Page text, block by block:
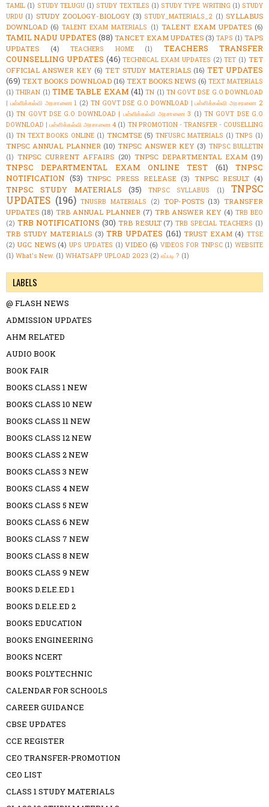
TAMIL (1) STUDY TELUGU (1) STUDY TEXTILES (1) STUDY TYPE WRITING (1) STUDY
URDU (1) STUDY ZOOLOGY-BIOLOGY (3) STUDY_MATERIALS_2 (1) SYLLABUS
DOWNLOAD (6) TALENT EXAM MATERIALS (1) TALENT EXAM UPDATES (6)
TAMIL NADU UPDATES (88) TANCET EXAM UPDATES (3) TAPS (1) TAPS
UPDATES
(4) TEACHERS HOME (1)
TEACHERS TRANSFER
COUNSELLING UPDATES (46) TECHNICAL EXAM UPDATES (2) TET (1) TET
OFFICIAL ANSWER KEY (6) TET STUDY MATERIALS (16) TET UPDATES
(69) TEXT BOOKS DOWNLOAD (16) TEXT BOOKS NEWS (6) TEXT MATERIALS
(1) THIRAN (1) TIME TABLE EXAM (41) TN (1) TN GOVT DSE G.O DOWNLOAD
| பள்ளிக்கல்வி அரசாணை 1 (2) TN GOVT DSE G.O DOWNLOAD | பள்ளிக்கல்வி அரசாணை 2
(1) TN GOVT DSE G.O DOWNLOAD | பள்ளிக்கல்வி அரசாணை 3 (1) TN GOVT DSE G.O
DOWNLOAD | பள்ளிக்கல்வி அரசாணை 4 (1) TN PROMOTION - TRANSFER - COUSELLING
(1) TN TEXT BOOKS ONLINE (1) TNCMTSE (5) TNFUSRC MATERIALS (1) TNPS (1)
TNPSC ANNUAL PLANNER (10) TNPSC ANSWER KEY (3) TNPSC BULLETIN
(1) TNPSC CURRENT AFFAIRS (20) TNPSC DEPARTMENTAL EXAM (19)
TNPSC DEPARTMENTAL EXAM ONLINE TEST (61)
TNPSC
NOTIFICATION (53) TNPSC PRESS RELEASE (3) TNPSC RESULT (4)
TNPSC STUDY MATERIALS (35) TNPSC SYLLABUS (1)
TNPSC
UPDATES (196) TNUSRB MATERIALS (2) TOP-POSTS (13) TRANSFER
UPDATES (18) TRB ANNUAL PLANNER (7) TRB ANSWER KEY (4) TRB BEO
(2) TRB NOTIFICATIONS (30) TRB RESULT (7) TRB SPECIAL TEACHERS (1)
TRB STUDY MATERIALS (3) TRB UPDATES (161) TRUST EXAM (4) TTSE
(2) UGC NEWS (4) UPS UPDATES (1) VIDEO (6) VIDEOS FOR TNPSC (1) WEBSITE
(1) What's New. (1) WHATSAPP UPLOAD 2023 (2) எப்படி ? (1)
LABELS
@ FLASH NEWS
ADMISSION UPDATES
AHM RELATED
AUDIO BOOK
BOOK FAIR
BOOKS CLASS 1 NEW
BOOKS CLASS 10 NEW
BOOKS CLASS 11 NEW
BOOKS CLASS 12 NEW
BOOKS CLASS 2 NEW
BOOKS CLASS 3 NEW
BOOKS CLASS 4 NEW
BOOKS CLASS 5 NEW
BOOKS CLASS 6 NEW
BOOKS CLASS 7 NEW
BOOKS CLASS 8 NEW
BOOKS CLASS 9 NEW
BOOKS D.ELE.ED 1
BOOKS D.ELE.ED 2
BOOKS EDUCATION
BOOKS ENGINEERING
BOOKS NCERT
BOOKS POLYTECHNIC
CALENDAR FOR SCHOOLS
CAREER GUIDANCE
CBSE UPDATES
CCE REGISTER
CEO TRANSFER-PROMOTION
CEO LIST
CLASS 1 STUDY MATERIALS